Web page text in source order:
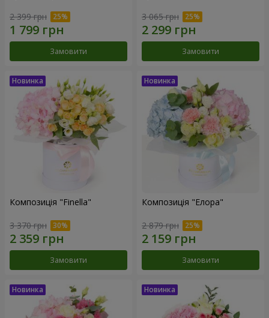
2 399 грн
Замовити
3 065 грн
Замовити
Композиція "Finella"
3 370 грн
Замовити
Композиція "Елора"
2 879 грн
Замовити